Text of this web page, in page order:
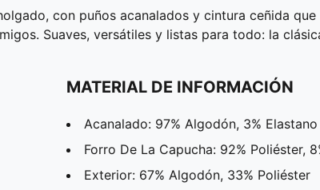
con puños acanalados y cintura ceñida
Suaves, versátiles y listas para todo: la
MATERIAL DE INFORMACIÓN
Acanalado: 97% Algodón, 3% Elastano
Forro De La Capucha: 92% Poliéster,
Exterior: 67% Algodón, 33% Poliéster